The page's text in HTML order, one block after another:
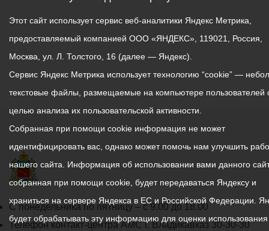
График
работы
С понедельника по пятницу – с 9.00 до 18.00
Телефон контакт-центра АМС г. Владикавказ30-30-30
Этот сайт использует сервис веб-аналитики Яндекс Метрика,
предоставляемый компанией ООО «ЯНДЕКС», 119021, Россия,
Москва, ул. Л. Толстого, 16 (далее — Яндекс).
Сервис Яндекс Метрика использует технологию “cookie” —
текстовые файлы, размещаемые на компьютере пользователей
целью анализа их пользовательской активности.
Собранная при помощи cookie информация не может
идентифицировать вас, однако может помочь нам улучшить
нашего сайта. Информация об использовании вами данного
собранная при помощи cookie, будет передаваться Яндексу и
храниться на сервере Яндекса в ЕС и Российской Федерации.
будет обрабатывать эту информацию для оценки